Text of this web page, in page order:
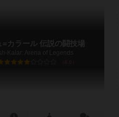
=カラール 伝説の闘技場
Kalar: Arena of Legends
6.0